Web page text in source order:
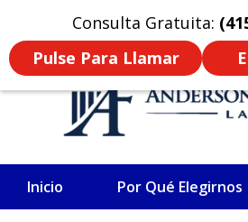
Consulta Gratuita:
Pulse Para Llamar
Click Here to Read
Inicio Por Qué Elegirnos